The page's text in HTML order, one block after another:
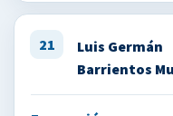
21
Luis Germán
Barrientos